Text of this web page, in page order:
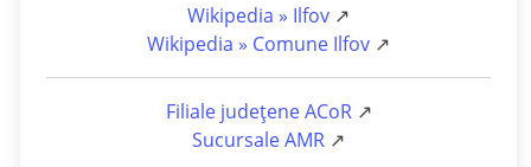
Wikipedia » Ilfov ↗
Wikipedia » Comune Ilfov ↗
Filiale județene ACoR↗
Sucursale AMR ↗